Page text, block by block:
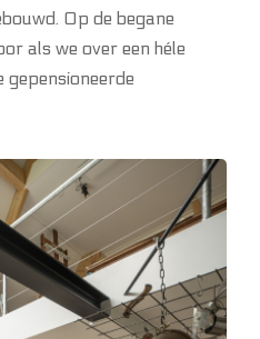
Op de begane
als we over een héle
gepensioneerde